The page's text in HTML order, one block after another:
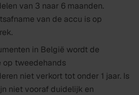
van 3 naar 6 maanden.
van de accu is op
in België wordt de
op tweedehands
niet verkort tot onder 1 jaar. Is
niet vooraf duidelijk en